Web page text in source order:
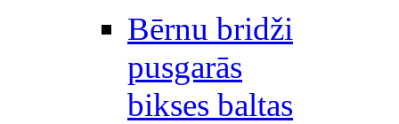
Bērnu bridži
pusgarās
bikses baltas